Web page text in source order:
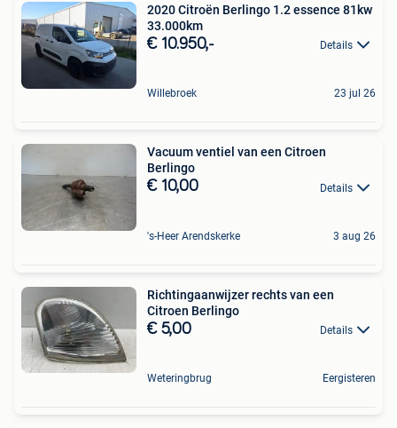
2020 Citroën Berlingo 1.2 essence 81kw
33.000km
€ 10.950,- Details
Willebroek 23 jul 26
Vacuum ventiel van een Citroen
Berlingo
€ 10,00 Details
's-Heer Arendskerke 3 aug 26
Richtingaanwijzer rechts van een
Citroen Berlingo
€ 5,00 Details
Weteringbrug Eergisteren